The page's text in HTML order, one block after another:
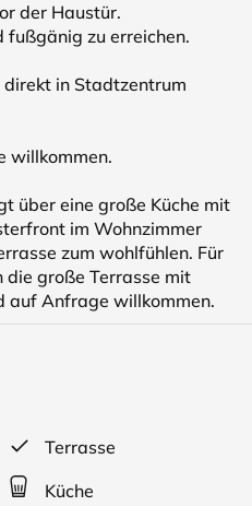
der Haustür.
fußgänig zu erreichen.
direkt in Stadtzentrum
willkommen.
über eine große Küche mit
im Wohnzimmer
zum wohlfühlen. Für
die große Terrasse mit
auf Anfrage willkommen.
Terrasse
Küche